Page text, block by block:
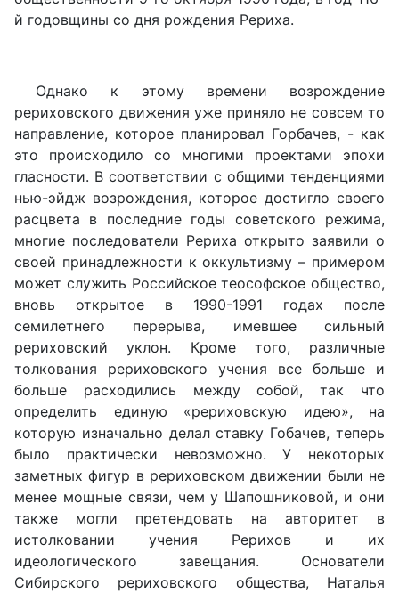
й годовщины со дня рождения Рериха.
Однако к этому времени возрождение
рериховского движения уже приняло не совсем то
направление, которое планировал Горбачев, - как
это происходило со многими проектами эпохи
гласности. В соответствии с общими тенденциями
нью-эйдж возрождения, которое достигло своего
расцвета в последние годы советского режима,
многие последователи Рериха открыто заявили о
своей принадлежности к оккультизму – примером
может служить Российское теософское общество,
вновь открытое в 1990-1991 годах после
семилетнего перерыва, имевшее сильный
рериховский уклон. Кроме того, различные
толкования рериховского учения все больше и
больше расходились между собой, так что
определить единую «рериховскую идею», на
которую изначально делал ставку Гобачев, теперь
было практически невозможно. У некоторых
заметных фигур в рериховском движении были не
менее мощные связи, чем у Шапошниковой, и они
также могли претендовать на авторитет в
истолковании учения Рерихов и их
идеологического завещания. Основатели
Сибирского рериховского общества, Наталья